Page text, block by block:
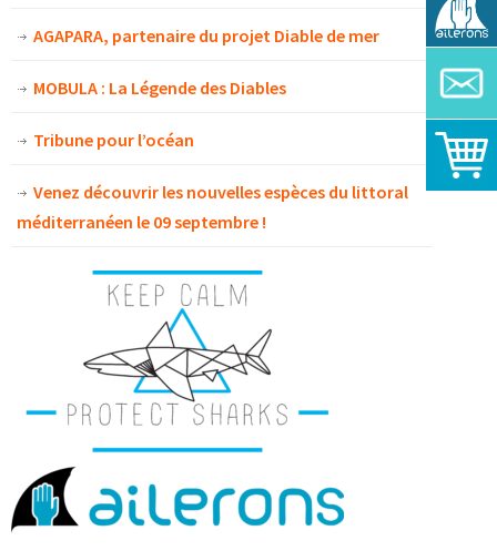
AGAPARA, partenaire du projet Diable de mer
MOBULA : La Légende des Diables
Tribune pour l’océan
Venez découvrir les nouvelles espèces du littoral
méditerranéen le 09 septembre !